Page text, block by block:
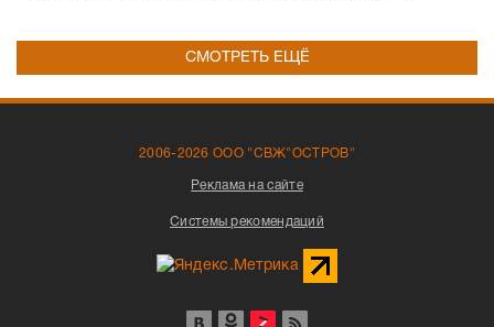
СМОТРЕТЬ ЕЩЁ
2006-2026 ООО "СВЖ"ОСТРОВ"
Реклама на сайте
Системы рекомендаций